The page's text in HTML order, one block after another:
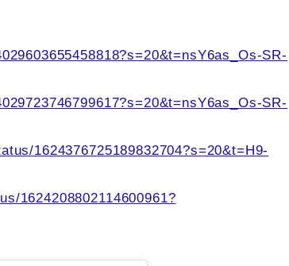
SR-
SR-
1624376725189832704?s=20&t=H9-
1624208802114600961?